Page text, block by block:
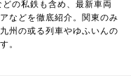
の私鉄も含め、最新車両
などを徹底紹介。関東のみ
州の或る列車やゆふいんの
。